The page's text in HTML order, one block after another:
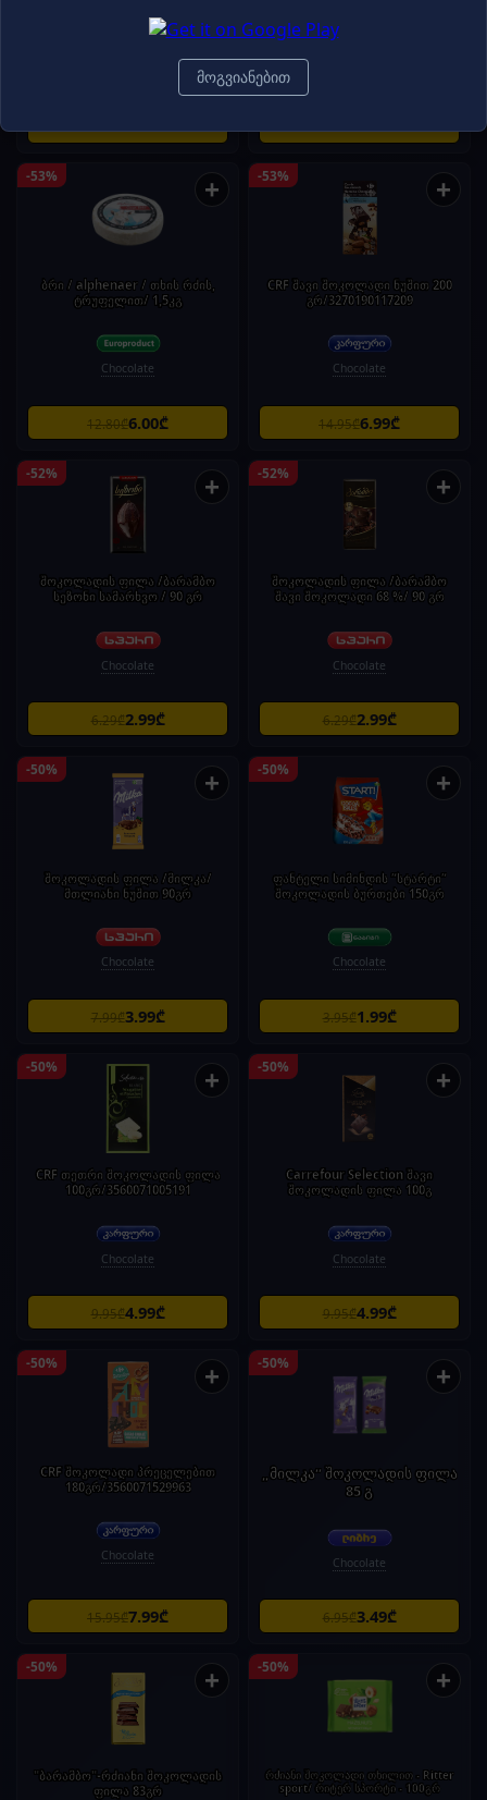
14.95₾6.99₾ 8.55₾3.99₾
-53% +
ბრი / alphenaer / თხის რძის,
ტრუფელით/ 1,5კგ
Chocolate
12.80₾6.00₾
-53% +
CRF შავი შოკოლადი ნუშით 200
გრ/3270190117209
Chocolate
14.95₾6.99₾
-52% +
შოკოლადის ფილა /ბარამბო
სეზონი სამარხვო / 90 გრ
Chocolate
6.29₾2.99₾
-52% +
შოკოლადის ფილა /ბარამბო
შავი შოკოლადი 68 %/ 90 გრ
Chocolate
6.29₾2.99₾
-50% +
შოკოლადის ფილა /მილკა/
მთლიანი ნუშით 90გრ
Chocolate
7.99₾3.99₾
-50% +
ფანტელი სიმინდის ”სტარტი”
შოკოლადის ბურთები 150გრ
Chocolate
3.95₾1.99₾
-50% +
CRF თეთრი შოკოლადის ფილა
100გრ/3560071005191
Chocolate
9.95₾4.99₾
-50% +
Carrefour Selection შავი
შოკოლადის ფილა 100გ
Chocolate
9.95₾4.99₾
-50% +
CRF შოკოლადი პრეცელებით
180გრ/3560071529963
Chocolate
15.95₾7.99₾
-50% +
„მილკა“ შოკოლადის ფილა
85 გ
Chocolate
6.95₾3.49₾
-50% +
"ბარამბო"-რძიანი შოკოლადის
ფილა 83გრ
-50% +
რძიანი შოკოლადი თხილით - Ritter
sport/ რიტერ სპორტი - 100გრ
მოგვიანებით